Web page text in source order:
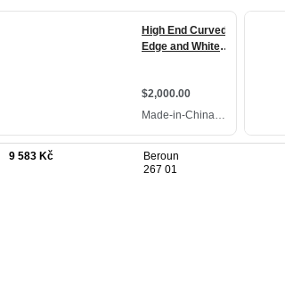
9 583 Kč
Beroun
267 01